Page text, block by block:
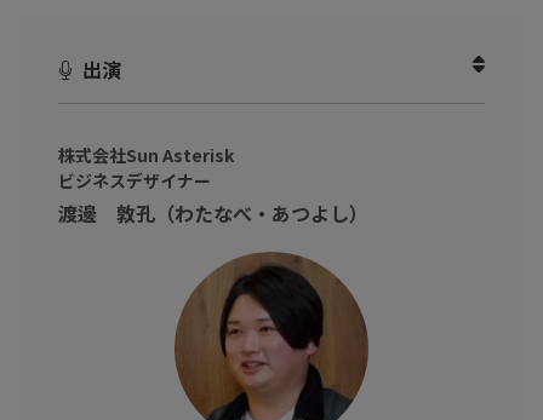
戦略リサーチばかりでプロトタイプに進まない、あるいは開発を
ス・テック・クリエイティブの視点が断片的であるために起こる
構造的な問題です。
不確実な領域で一歩先へ進むためには、正解を探すリサーチから
脱却し、職種の壁を越えて仮説を高速で磨き上げる「共創の仕組
本動画では、数多くの大企業で新規事業の構想から実装までを牽
引してきた 渡邊 敦孔 氏（株式会社Sun Asterisk ビジネスデザイ
ナー）をお招きし、論点設計の極意について伺いました。
出演
株式会社Sun Asterisk
ビジネスデザイナー
渡邊 敦孔（わたなべ・あつよし）